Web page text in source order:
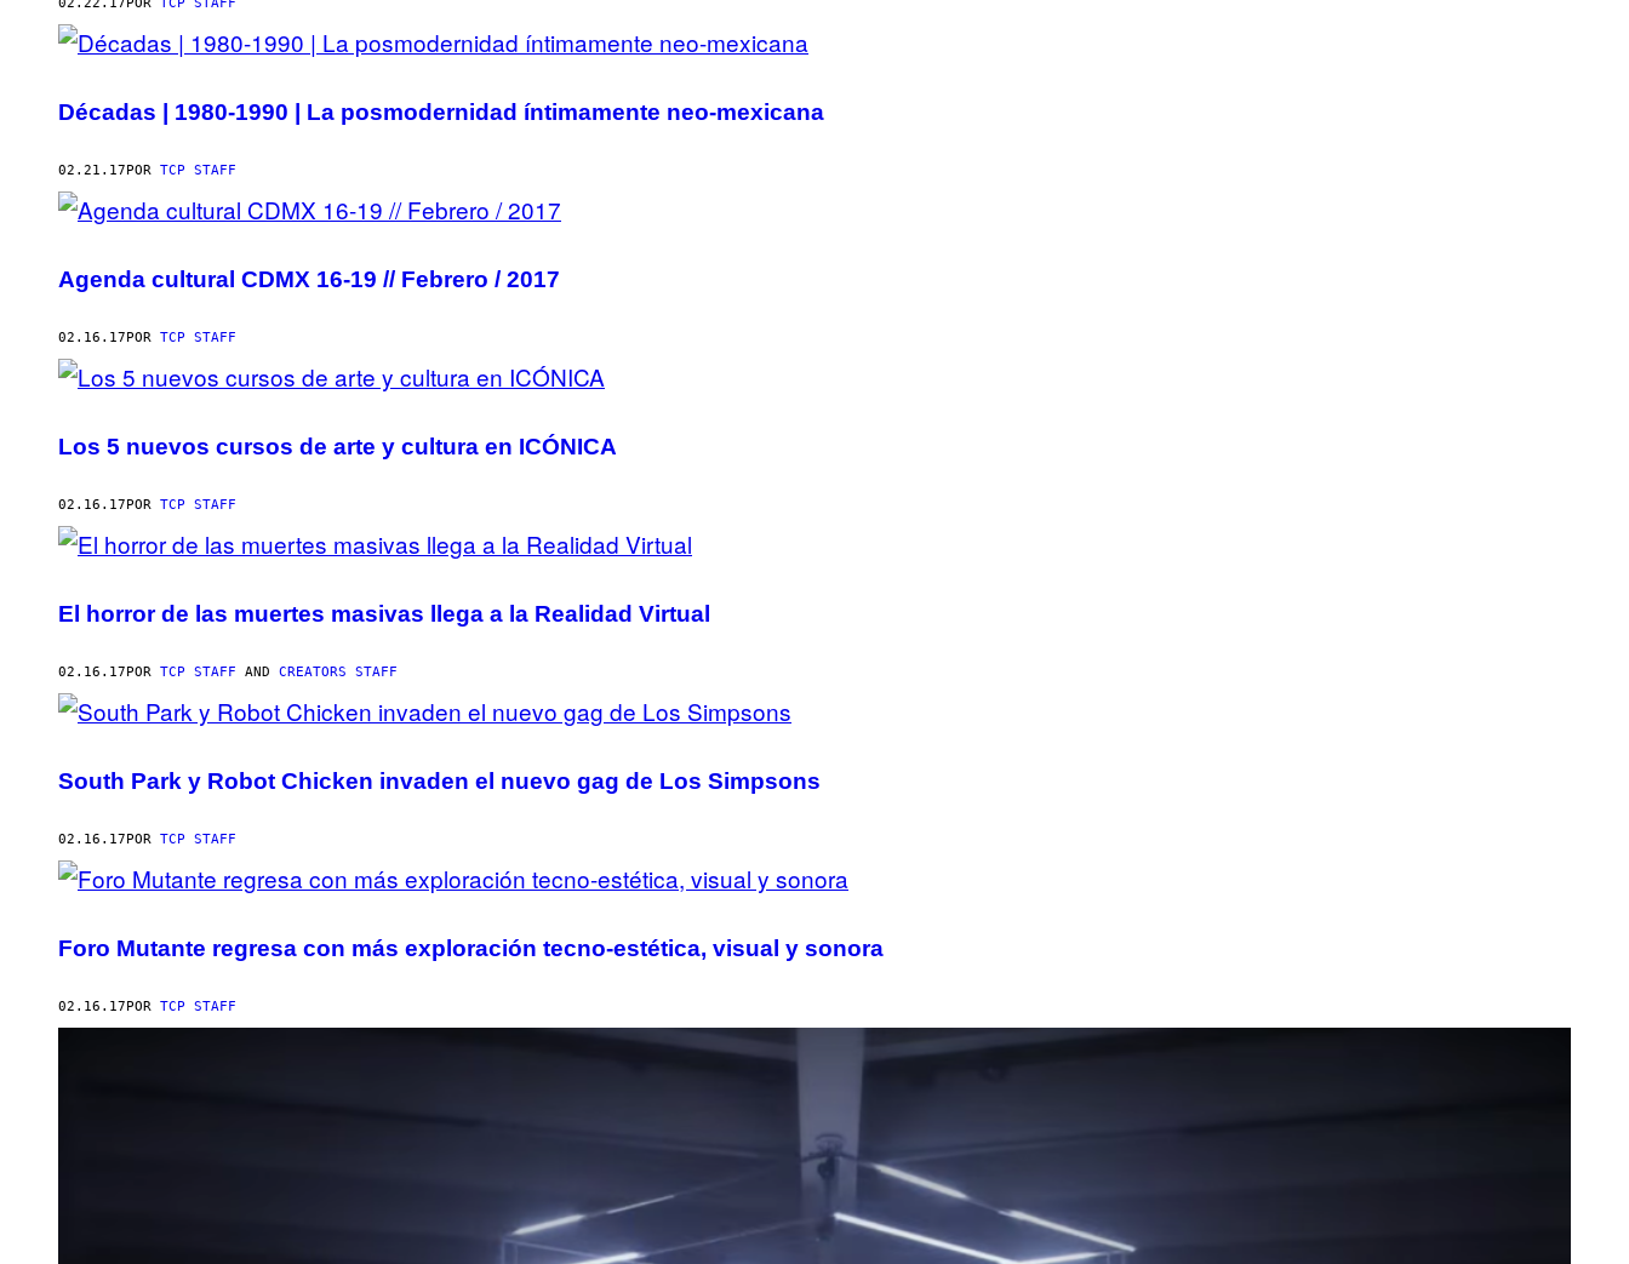
02.22.17 POR TCP STAFF
Décadas | 1980-1990 | La posmodernidad íntimamente neo-mexicana
02.21.17 POR TCP STAFF
Agenda cultural CDMX 16-19 // Febrero / 2017
02.16.17 POR TCP STAFF
Los 5 nuevos cursos de arte y cultura en ICÓNICA
02.16.17 POR TCP STAFF
El horror de las muertes masivas llega a la Realidad Virtual
02.16.17 POR TCP STAFF AND CREATORS STAFF
South Park y Robot Chicken invaden el nuevo gag de Los Simpsons
02.16.17 POR TCP STAFF
Foro Mutante regresa con más exploración tecno-estética, visual y sonora
02.16.17 POR TCP STAFF